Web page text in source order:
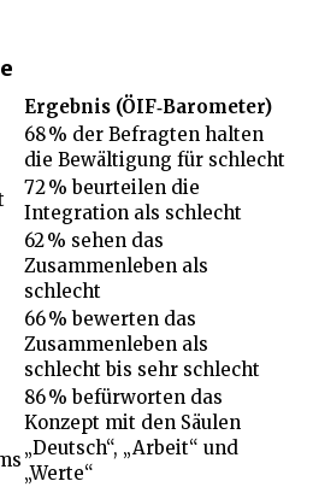
Ergebnis (ÖIF‑Barometer)
68 % der Befragten halten
die Bewältigung für schlecht
72 % beurteilen die
Integration als schlecht
62 % sehen das
Zusammenleben als
schlecht
66 % bewerten das
Zusammenleben als
schlecht bis sehr schlecht
86 % befürworten das
Konzept mit den Säulen
„Deutsch“, „Arbeit“ und
„Werte“